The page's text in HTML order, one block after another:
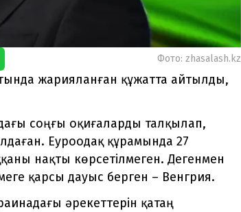
Фото: zhasalash.kz
жарияланған құжатта айтылды,
соңғы оқиғаларды талқылап,
Еуроодақ құрамында 27
нақты көрсетілмеген. Дегенмен
қарсы дауыс берген – Венгрия.
әрекеттерін қатаң